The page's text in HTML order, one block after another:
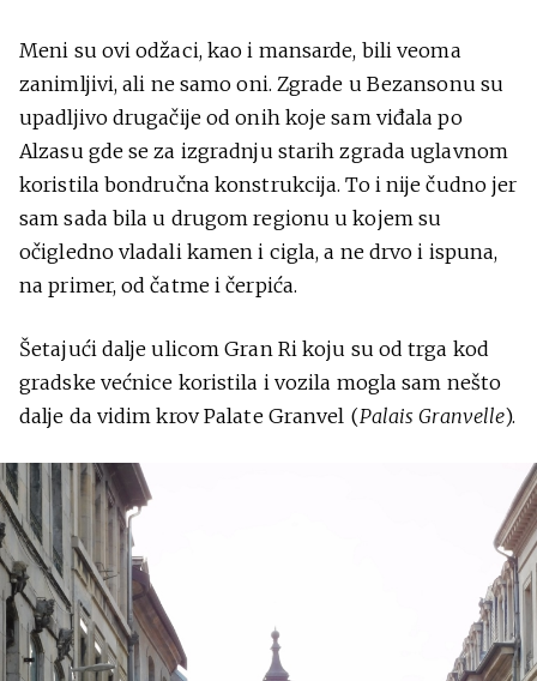
Meni su ovi odžaci, kao i mansarde, bili veoma
zanimljivi, ali ne samo oni. Zgrade u Bezansonu su
upadljivo drugačije od onih koje sam viđala po
Alzasu gde se za izgradnju starih zgrada uglavnom
koristila bondručna konstrukcija. To i nije čudno jer
sam sada bila u drugom regionu u kojem su
očigledno vladali kamen i cigla, a ne drvo i ispuna,
na primer, od čatme i čerpića.
Šetajući dalje ulicom Gran Ri koju su od trga kod
gradske većnice koristila i vozila mogla sam nešto
dalje da vidim krov Palate Granvel (Palais Granvelle).